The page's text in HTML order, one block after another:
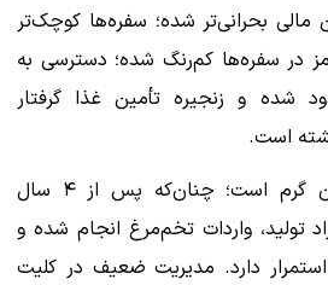
مالی بحرانی‌تر شده؛ سفره‌ها کوچک‌تر
در سفره‌ها کم‌رنگ شده؛ دسترسی به
شده و زنجیره تأمین غذا گرفتار
است.
بازار وارداتچی‌ها همچنان گرم است؛ چنان‌که پس از ۴ سال
تولید، واردات تخم‌مرغ انجام شده و
دارد. مدیریت ضعیف در کلیت